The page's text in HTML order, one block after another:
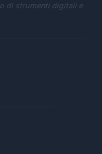
di strumenti digitali e